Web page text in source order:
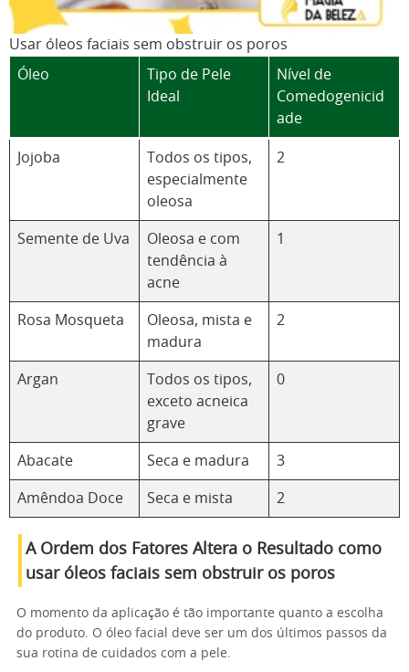
Usar óleos faciais sem obstruir os poros
Óleo
Tipo de Pele
Ideal
Nível de
Comedogenicid
ade
Jojoba
Todos os tipos,
especialmente
oleosa
2
Semente de Uva
Oleosa e com
tendência à
acne
1
Rosa Mosqueta
Oleosa, mista e
madura
2
Argan
Todos os tipos,
exceto acneica
grave
0
Abacate Seca e madura 3
Amêndoa Doce Seca e mista 2
A Ordem dos Fatores Altera o Resultado como
usar óleos faciais sem obstruir os poros
O momento da aplicação é tão importante quanto a escolha
do produto. O óleo facial deve ser um dos últimos passos da
sua rotina de cuidados com a pele.